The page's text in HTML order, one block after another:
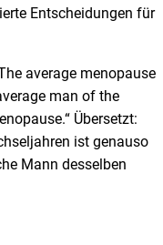
Entscheidungen für
average menopause
man of the
Übersetzt:
ist genauso
Mann desselben